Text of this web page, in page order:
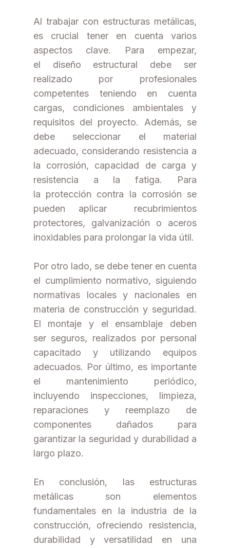
Al trabajar con estructuras metálicas,
es crucial tener en cuenta varios
aspectos clave. Para empezar,
el diseño estructural debe ser
realizado por profesionales
competentes teniendo en cuenta
cargas, condiciones ambientales y
requisitos del proyecto. Además, se
debe seleccionar el material
adecuado, considerando resistencia a
la corrosión, capacidad de carga y
resistencia a la fatiga. Para
la protección contra la corrosión se
pueden aplicar recubrimientos
protectores, galvanización o aceros
inoxidables para prolongar la vida útil.
Por otro lado, se debe tener en cuenta
el cumplimiento normativo, siguiendo
normativas locales y nacionales en
materia de construcción y seguridad.
El montaje y el ensamblaje deben
ser seguros, realizados por personal
capacitado y utilizando equipos
adecuados. Por último, es importante
el mantenimiento periódico,
incluyendo inspecciones, limpieza,
reparaciones y reemplazo de
componentes dañados para
garantizar la seguridad y durabilidad a
largo plazo.
En conclusión, las estructuras
metálicas son elementos
fundamentales en la industria de la
construcción, ofreciendo resistencia,
durabilidad y versatilidad en una